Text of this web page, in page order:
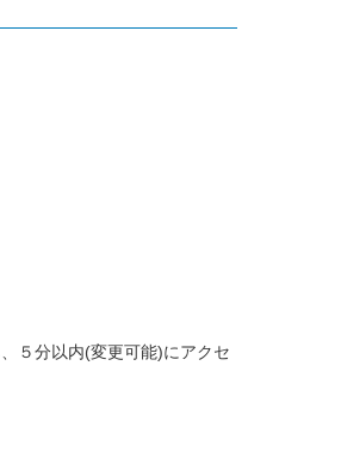
５分以内(変更可能)にアクセ